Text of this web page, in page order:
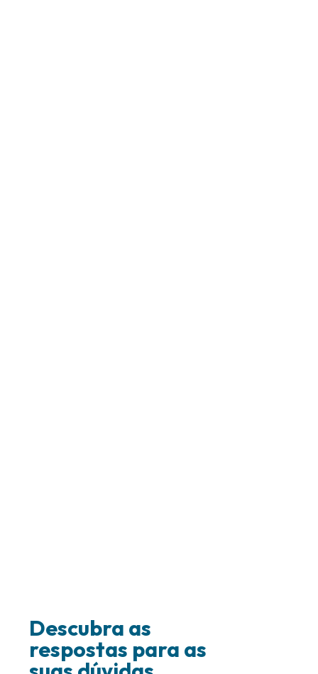
Descubra as
respostas para as